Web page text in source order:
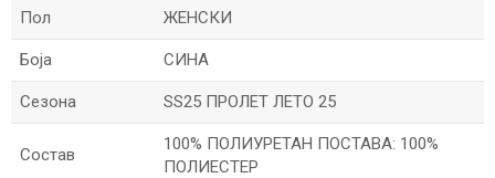
Пол ЖЕНСКИ
Боја СИНА
Сезона SS25 ПРОЛЕТ ЛЕТО 25
Состав
100% ПОЛИУРЕТАН ПОСТАВА: 100%
ПОЛИЕСТЕР